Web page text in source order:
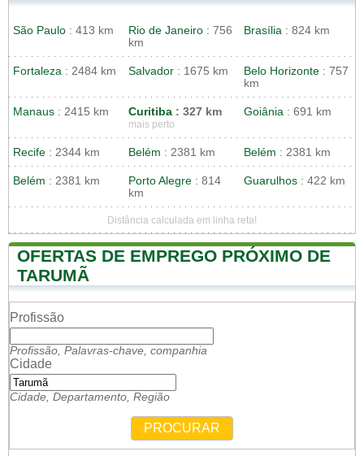
São Paulo : 413 km Rio de Janeiro : 756
km
Brasília : 824 km
Fortaleza : 2484 km Salvador : 1675 km Belo Horizonte : 757
km
Manaus : 2415 km Curitiba : 327 km
mais perto
Goiânia : 691 km
Recife : 2344 km Belém : 2381 km Belém : 2381 km
Belém : 2381 km Porto Alegre : 814
km
Guarulhos : 422 km
Distância calculada em linha reta!
OFERTAS DE EMPREGO PRÓXIMO DE
TARUMÃ
Profissão
Profissão, Palavras-chave, companhia
Cidade
Cidade, Departamento, Região
PROCURAR